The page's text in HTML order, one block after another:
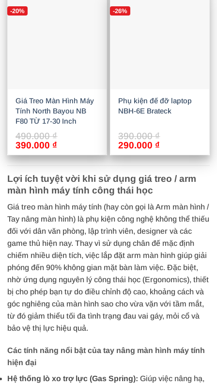
990.000 ₫.
2.890.000 ₫.
-20%
Giá Treo Màn Hình Máy
Tính North Bayou NB
F80 TỪ 17-30 Inch
490.000₫
Giá
gốc
là:
490.000 ₫.
390.000 ₫
hiện
tại
là:
390.000 ₫.
-26%
Phụ kiện đế đỡ laptop
NBH-6E Brateck
390.000₫
Giá
gốc
là:
290.000 ₫
hiện
tại
290.000 ₫.
Lợi ích tuyệt vời khi sử dụng giá treo / arm
màn hình máy tính công thái học
Giá treo màn hình máy tính (hay còn gọi là Arm màn hình /
Tay nâng màn hình) là phụ kiện công nghệ không thể thiếu
đối với dân văn phòng, lập trình viên, designer và các
game thủ hiện nay. Thay vì sử dụng chân đế mặc định
chiếm nhiều diện tích, việc lắp đặt arm màn hình giúp giải
phóng đến 90% không gian mặt bàn làm việc. Đặc biệt,
nhờ ứng dụng nguyên lý công thái học (Ergonomics), thiết
bị cho phép bạn tự do điều chỉnh độ cao, khoảng cách và
góc nghiêng của màn hình sao cho vừa vặn với tầm mắt,
từ đó giảm thiểu tối đa tình trạng đau vai gáy, mỏi cổ và
bảo vệ thị lực hiệu quả.
Các tính năng nổi bật của tay nâng màn hình máy tính
hiện đại
Hệ thống lò xo trợ lực (Gas Spring): Giúp việc nâng hạ,